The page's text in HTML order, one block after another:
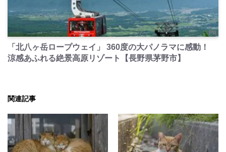
PR
「北八ヶ岳ロープウェイ」 360度の大パノラマに感動！
涼感あふれる絶景高原リゾート【長野県茅野市】
関連記事